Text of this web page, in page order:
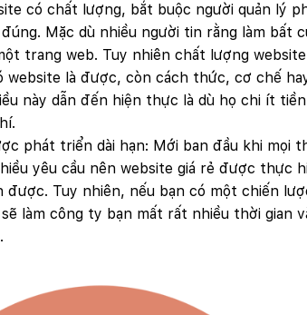
có chất lượng, bắt buộc người quản lý
Mặc dù nhiều người tin rằng làm bất
trang web. Tuy nhiên chất lượng
website là được, còn cách thức, cơ chế
này dẫn đến hiện thực là dù họ chi ít
phát triển dài hạn: Mới ban đầu khi mọi
yêu cầu nên website giá rẻ được thực
được. Tuy nhiên, nếu bạn có một chiến
làm công ty bạn mất rất nhiều thời gian